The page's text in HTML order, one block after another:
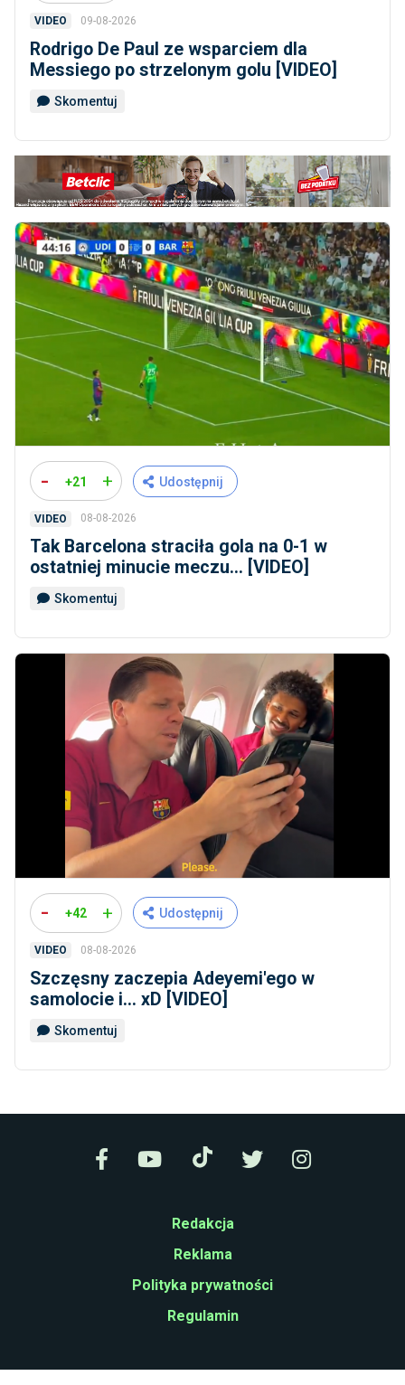
VIDEO 09-08-2026
Rodrigo De Paul ze wsparciem dla
Messiego po strzelonym golu [VIDEO]
Skomentuj
- +21 + Udostępnij
VIDEO 08-08-2026
Tak Barcelona straciła gola na 0-1 w
ostatniej minucie meczu... [VIDEO]
Skomentuj
- +42 + Udostępnij
VIDEO 08-08-2026
Szczęsny zaczepia Adeyemi'ego w
samolocie i... xD [VIDEO]
Skomentuj
Redakcja
Reklama
Polityka prywatności
Regulamin